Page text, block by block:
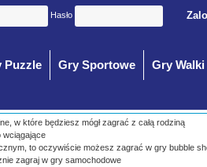
Hasło
Puzzle Gry Sportowe Gry Walki
w które będziesz mógł zagrać z całą rodziną
wciągające
to oczywiście możesz zagrać w gry bubble
zagraj w gry samochodowe